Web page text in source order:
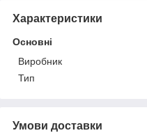
Характеристики
Основні
Виробник
Тип
Умови доставки